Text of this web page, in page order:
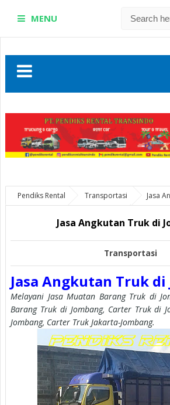
MENU
Pendiks Rental Transportasi Jasa
Jasa Angkutan Truk di
Transportasi
Jasa Angkutan Truk di
Melayani Jasa Muatan Barang Truk di
Barang Truk di Jombang, Carter Truk di
Jombang, Carter Truk Jakarta-Jombang.